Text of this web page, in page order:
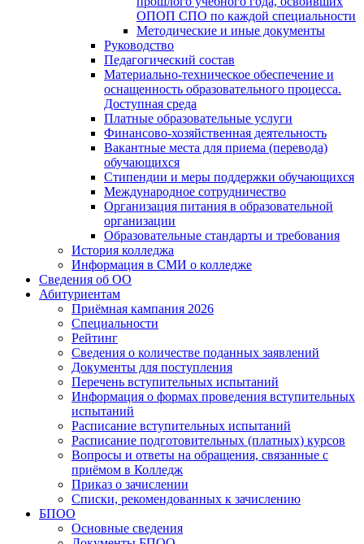
ОПОП СПО по каждой специальности
Методические и иные документы
Руководство
Педагогический состав
Материально-техническое обеспечение и
оснащенность образовательного процесса.
Доступная среда
Платные образовательные услуги
Финансово-хозяйственная деятельность
Вакантные места для приема (перевода)
обучающихся
Стипендии и меры поддержки обучающихся
Международное сотрудничество
Организация питания в образовательной
организации
Образовательные стандарты и требования
История колледжа
Информация в СМИ о колледже
Сведения об ОО
Абитуриентам
Приёмная кампания 2026
Специальности
Рейтинг
Сведения о количестве поданных заявлений
Документы для поступления
Перечень вступительных испытаний
Информация о формах проведения вступительных
испытаний
Расписание вступительных испытаний
Расписание подготовительных (платных) курсов
Вопросы и ответы на обращения, связанные с
приёмом в Колледж
Приказ о зачислении
Списки, рекомендованных к зачислению
БПОО
Основные сведения